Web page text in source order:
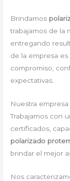
Brindamos
trabajamos de la
entregando
de la empresa
compromiso,
expectativas.
Nuestra
Trabajamos con
certificados,
polarizado
brindar el mejor
Nos